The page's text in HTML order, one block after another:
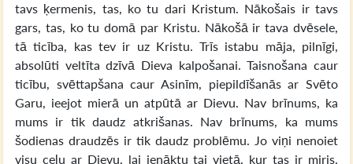
tavs ķermenis, tas, ko tu dari Kristum. Nākošais ir tavs
gars, tas, ko tu domā par Kristu. Nākošā ir tava dvēsele,
tā ticība, kas tev ir uz Kristu. Trīs istabu māja, pilnīgi,
absolūti veltīta dzīvā Dieva kalpošanai. Taisnošana caur
ticību, svēttapšana caur Asinīm, piepildīšanās ar Svēto
Garu, ieejot mierā un atpūtā ar Dievu. Nav brīnums, ka
mums ir tik daudz atkrišanas. Nav brīnums, ka mums
šodienas draudzēs ir tik daudz problēmu. Jo viņi nenoiet
visu ceļu ar Dievu, lai ienāktu tai vietā, kur tas ir miris.